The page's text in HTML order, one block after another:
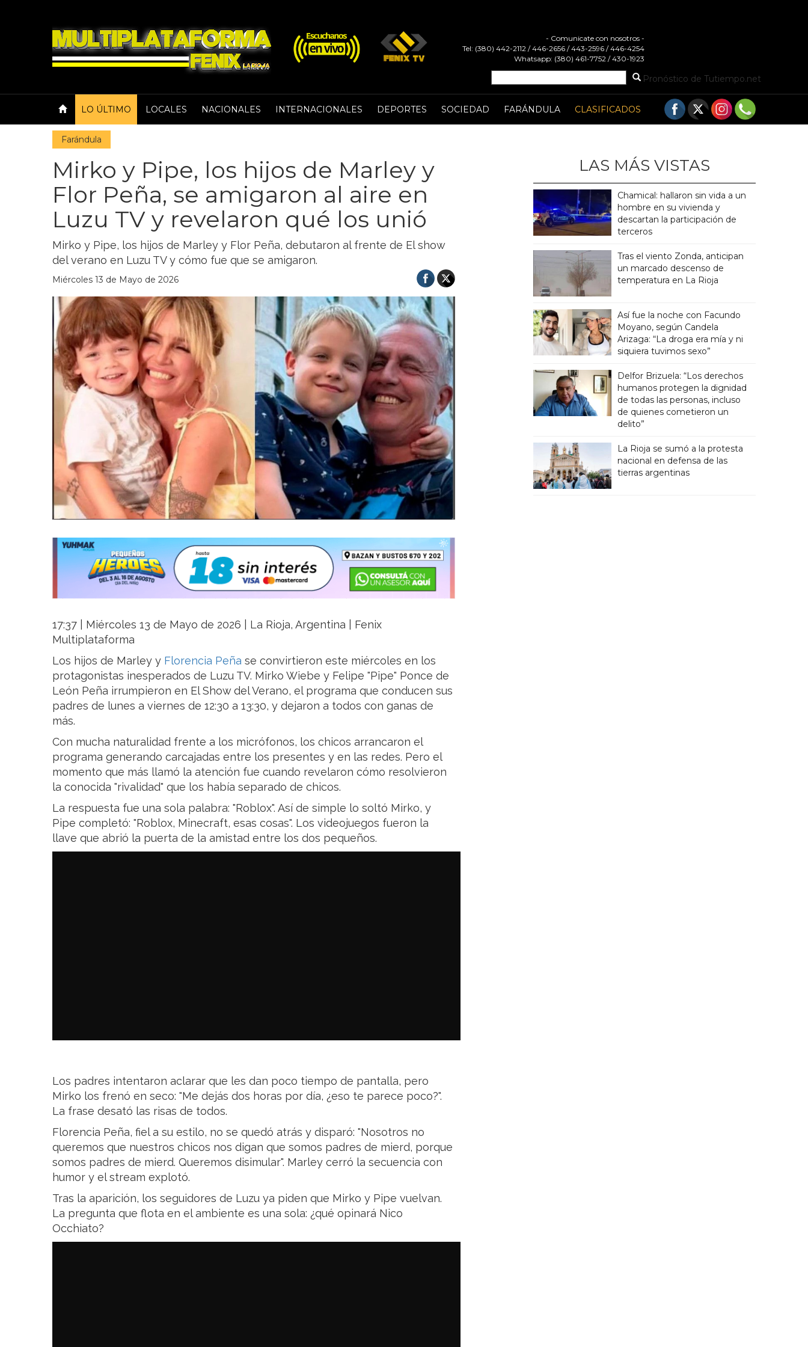
- Comunicate con nosotros -
Tel: (380) 442-2112 / 446-2656 / 443-2596 / 446-4254
Whatsapp: (380) 461-7752 / 430-1923
Pronóstico de Tutiempo.net
LO ÚLTIMO LOCALES NACIONALES INTERNACIONALES DEPORTES SOCIEDAD FARÁNDULA CLASIFICADOS
Farándula
Mirko y Pipe, los hijos de Marley y
Flor Peña, se amigaron al aire en
Luzu TV y revelaron qué los unió
Mirko y Pipe, los hijos de Marley y Flor Peña, debutaron al frente de El show
del verano en Luzu TV y cómo fue que se amigaron.
Miércoles 13 de Mayo de 2026
17:37 | Miércoles 13 de Mayo de 2026 | La Rioja, Argentina | Fenix
Multiplataforma
Los hijos de Marley y Florencia Peña se convirtieron este miércoles en los
protagonistas inesperados de Luzu TV. Mirko Wiebe y Felipe "Pipe" Ponce de
León Peña irrumpieron en El Show del Verano, el programa que conducen sus
padres de lunes a viernes de 12:30 a 13:30, y dejaron a todos con ganas de
más.
Con mucha naturalidad frente a los micrófonos, los chicos arrancaron el
programa generando carcajadas entre los presentes y en las redes. Pero el
momento que más llamó la atención fue cuando revelaron cómo resolvieron
la conocida "rivalidad" que los había separado de chicos.
La respuesta fue una sola palabra: "Roblox". Así de simple lo soltó Mirko, y
Pipe completó: "Roblox, Minecraft, esas cosas". Los videojuegos fueron la
llave que abrió la puerta de la amistad entre los dos pequeños.
Los padres intentaron aclarar que les dan poco tiempo de pantalla, pero
Mirko los frenó en seco: "Me dejás dos horas por día, ¿eso te parece poco?".
La frase desató las risas de todos.
Florencia Peña, fiel a su estilo, no se quedó atrás y disparó: "Nosotros no
queremos que nuestros chicos nos digan que somos padres de mierd, porque
somos padres de mierd. Queremos disimular". Marley cerró la secuencia con
humor y el stream explotó.
Tras la aparición, los seguidores de Luzu ya piden que Mirko y Pipe vuelvan.
La pregunta que flota en el ambiente es una sola: ¿qué opinará Nico
Occhiato?
LAS MÁS VISTAS
Chamical: hallaron sin vida a un
hombre en su vivienda y
descartan la participación de
terceros
Tras el viento Zonda, anticipan
un marcado descenso de
temperatura en La Rioja
Así fue la noche con Facundo
Moyano, según Candela
Arizaga: “La droga era mía y ni
siquiera tuvimos sexo”
Delfor Brizuela: “Los derechos
humanos protegen la dignidad
de todas las personas, incluso
de quienes cometieron un
delito”
La Rioja se sumó a la protesta
nacional en defensa de las
tierras argentinas